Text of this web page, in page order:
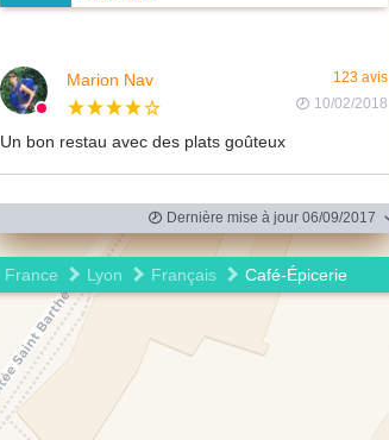
Marion Nav
123 avis
10/02/2018
Un bon restau avec des plats goûteux
Dernière mise à jour 06/09/2017
France Lyon Français Café-Épicerie